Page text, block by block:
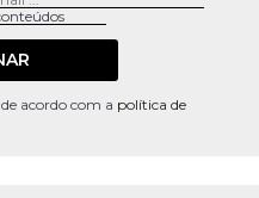
acordo com a política de